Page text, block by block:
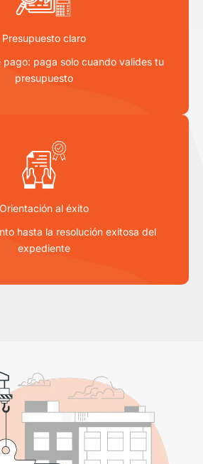
Presupuesto claro
pago: paga solo cuando valides tu
presupuesto
Orientación al éxito
hasta la resolución exitosa del
expediente